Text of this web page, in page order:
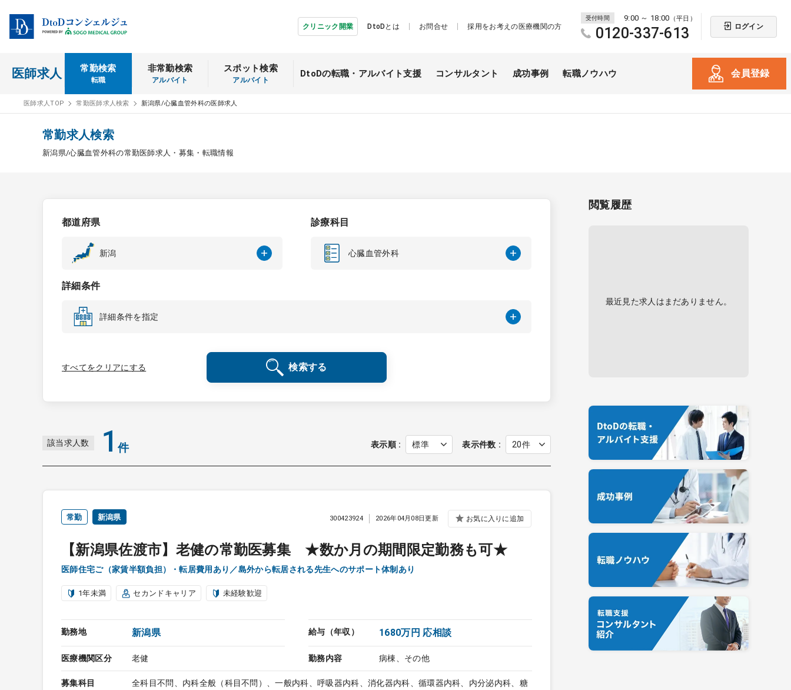
クリニック開業 DtoDとは お問合せ 採用をお考えの医療機関の方
受付時間 9:00 ～ 18:00 （平日）
0120-337-613 ログイン
医師求人 常勤検索
転職
非常勤検索
アルバイト
スポット検索
アルバイト
DtoDの転職・ アルバイト支援 コンサルタント 成功事例 転職ノウハウ 会員登録
医師求人TOP 常勤医師求人検索 新潟県/心臓血管外科の医師求人
常勤求人検索
新潟県/心臓血管外科の常勤医師求人・募集・転職情報
都道府県
新潟
診療科目
心臓血管外科
詳細条件
詳細条件を指定
検索する
すべてをクリアにする
該当求人数 1 件 表示順 表示件数
常勤 新潟県
【新潟県佐渡市】老健の常勤医募集 ★数か月の期間限定勤務も可★
医師住宅ご（家賃半額負担）・転居費用あり／島外から転居される先生へのサポート体制あり
300423924 2026年04月08日更新 お気に入りに追加
1年未満 セカンドキャリア 未経験歓迎
勤務地 新潟県 給与（年収） 1680万円 応相談
医療機関区分 老健 勤務内容 病棟、その他
募集科目
全科目不問、内科全般（科目不問）、一般内科、呼吸器内科、消化器内科、循環器内科、内分泌内科、糖
閲覧履歴
最近見た求人はまだありません。